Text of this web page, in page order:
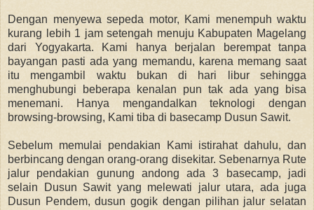
Dengan menyewa sepeda motor, Kami menempuh waktu
kurang lebih 1 jam setengah menuju Kabupaten Magelang
dari Yogyakarta. Kami hanya berjalan berempat tanpa
bayangan pasti ada yang memandu, karena memang saat
itu mengambil waktu bukan di hari libur sehingga
menghubungi beberapa kenalan pun tak ada yang bisa
menemani. Hanya mengandalkan teknologi dengan
browsing-browsing, Kami tiba di basecamp Dusun Sawit.
Sebelum memulai pendakian Kami istirahat dahulu, dan
berbincang dengan orang-orang disekitar. Sebenarnya Rute
jalur pendakian gunung andong ada 3 basecamp, jadi
selain Dusun Sawit yang melewati jalur utara, ada juga
Dusun Pendem, dusun gogik dengan pilihan jalur selatan